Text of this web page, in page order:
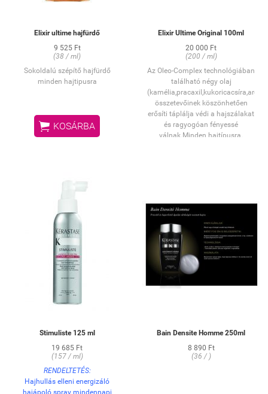
Elixir ultime hajfürdő
9 525 Ft
(38 / ml)
Sokoldalú szépítő hajfürdő
minden hajtipusra
 KOSÁRBA
Elixir Ultime Original 100ml
20 000 Ft
(200 / ml)
Az Oleo-Complex technológiában
található négy olaj
összetevőinek köszönhetően
erősíti táplálja védi a hajszálakat
és ragyogóan fényessé
válnak.Minden hajtípusra.
Stimuliste 125 ml
19 685 Ft
(157 / ml)
RENDELTETÉS:
Hajhullás elleni energizáló
hajápoló spray mindennapi
Bain Densite Homme 250ml
8 890 Ft
(36 / )